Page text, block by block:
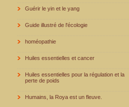
Guérir le yin et le yang
Guide illustré de l'écologie
homéopathie
Huiles essentielles et cancer
Huiles essentielles pour la régulation et la
perte de poids
Humains, la Roya est un fleuve.